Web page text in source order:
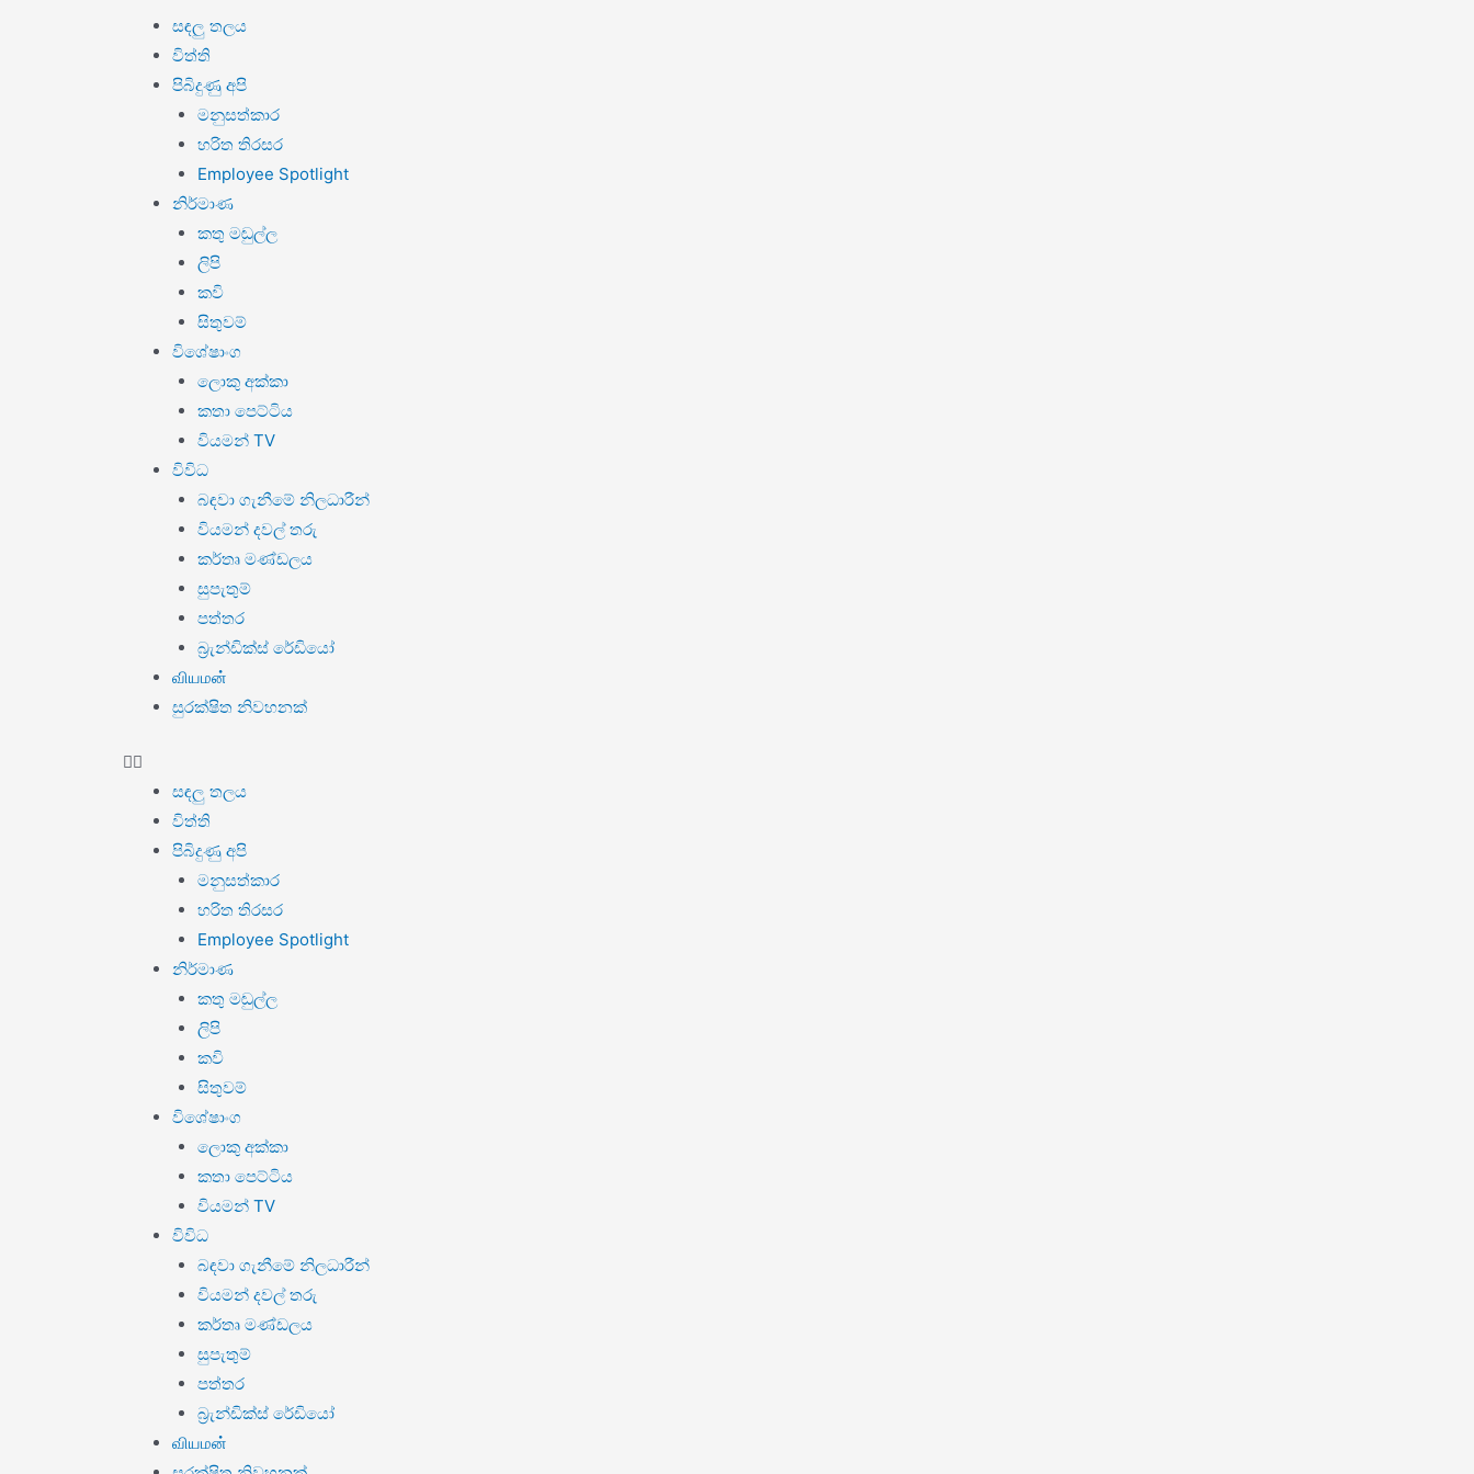
සඳලු තලය
විත්ති
පිබිදුණු අපි
මනුසත්කාර
හරිත තිරසර
Employee Spotlight
නිර්මාණ
කතු මඬුල්ල
ලිපි
කවි
සිතුවම්
විශේෂාංග
ලොකු අක්කා
කතා පෙට්ටිය
වියමන් TV
විවිධ
බඳවා ගැනීමේ නිලධාරීන්
වියමන් දවල් තරු
කර්තෘ මණ්ඩලය
සුපැතුම්
පත්තර
බ්‍රැන්ඩික්ස් රේඩියෝ
வியமன்
සුරක්ෂිත නිවහනක්
සඳලු තලය
විත්ති
පිබිදුණු අපි
මනුසත්කාර
හරිත තිරසර
Employee Spotlight
නිර්මාණ
කතු මඬුල්ල
ලිපි
කවි
සිතුවම්
විශේෂාංග
ලොකු අක්කා
කතා පෙට්ටිය
වියමන් TV
විවිධ
බඳවා ගැනීමේ නිලධාරීන්
වියමන් දවල් තරු
කර්තෘ මණ්ඩලය
සුපැතුම්
පත්තර
බ්‍රැන්ඩික්ස් රේඩියෝ
வியமன்